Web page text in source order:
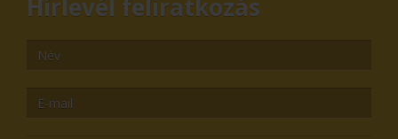
Hírlevél feliratkozás